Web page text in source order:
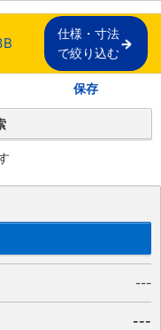
仕様・寸法
で絞り込む
保存
---
---